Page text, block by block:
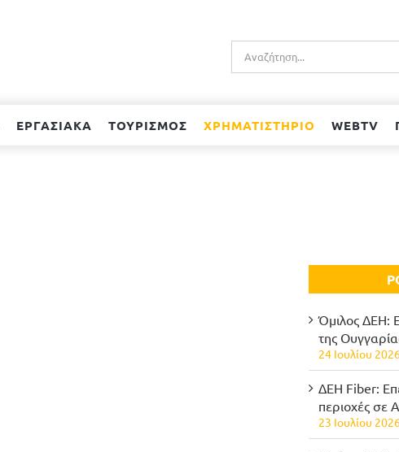
Αναζήτηση
για:
ΕΡΓΑΣΙΑΚΑ ΤΟΥΡΙΣΜΟΣ ΧΡΗΜΑΤΙΣΤΗΡΙΟ WEBTV
Όμιλος ΔΕΗ:
της
24 Ιουλίου
ΔΕΗ Fiber:
περιοχές σε
23 Ιουλίου